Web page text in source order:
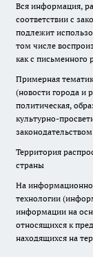
Вся информация,
соответствии с
подлежит
том числе
как с письменного
Примерная
(новости города и
политическая,
культурно-
Территория
страны
На
технологии
информации на
относящихся к
находящихся на